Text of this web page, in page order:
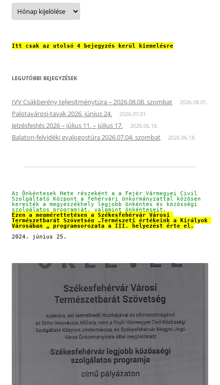
Archívum
Itt csak az utolsó 4 bejegyzés kerül kiemelésre
LEGUTÓBBI BEJEGYZÉSEK
IVV Csákberény teljesítménytúra – 2026.08.08. szombat 2026.08.01.
Palotavárosi-tavak 2026. június 24. 2026.07.01.
Jelzésfestés 2026 – július 11. – július 17. 2026.06.18.
Balaton-felvidéki gyalogostúra 2026.07.04. szombat 2026.06.18.
Az Önkéntesek Hete részeként a a Fejér Vármegyei Civil
Szolgáltató Központ a fehérvári önkormányzattal közösen
keresték a megyeszékhely legjobb önkéntes és közösségi
szolgálatos programját, valamint önkénteseit.
Ezen a megmérettetésen a Székesfehérvár Városi
Természetbarát Szövetség „Természeti értékeink a Királyok
Városában „ programsorozata a III. helyezést érte el.
2024. június 25.